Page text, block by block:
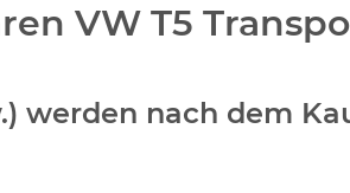
VW T5
werden nach dem